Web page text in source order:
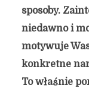
sposoby.
niedawno i
motywuje
konkretne
To właśnie